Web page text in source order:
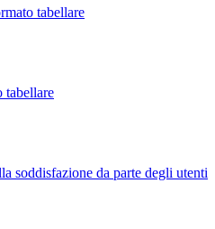
tabellare
tabellare
soddisfazione da parte degli utenti